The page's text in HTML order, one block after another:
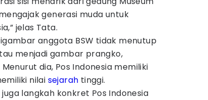
generasi muda untuk
jelas Tata.
anggota BSW tidak menutup
menjadi gambar prangko,
dia, Pos Indonesia memiliki
nilai sejarah tinggi.
langkah konkret Pos Indonesia